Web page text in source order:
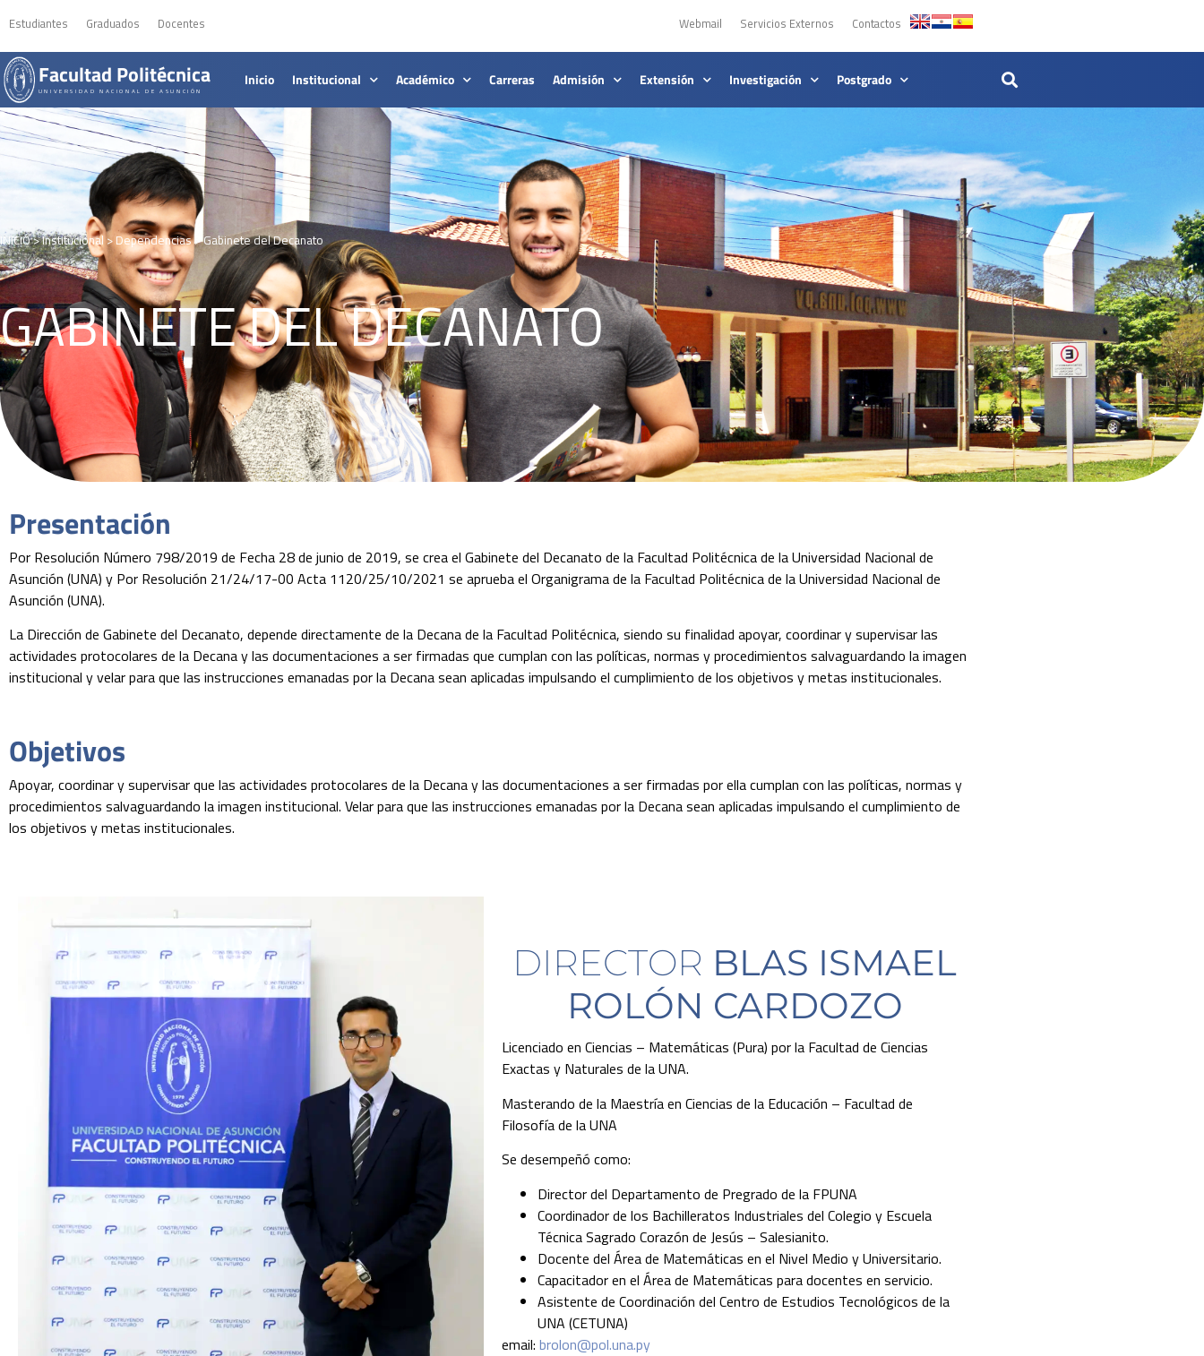
Estudiantes Graduados Docentes Webmail Servicios Externos Contactos
Facultad Politécnica
UNIVERSIDAD NACIONAL DE ASUNCIÓN
Inicio Institucional Académico Carreras Admisión Extensión Investigación Postgrado
INICIO>Institucional> Dependencias>Gabinete del Decanato
GABINETE DEL DECANATO
Presentación
Por Resolución Número 798/2019 de Fecha 28 de junio de 2019, se crea el Gabinete del Decanato de la Facultad Politécnica de la Universidad Nacional de
Asunción (UNA) y Por Resolución 21/24/17-00 Acta 1120/25/10/2021 se aprueba el Organigrama de la Facultad Politécnica de la Universidad Nacional de
Asunción (UNA).
La Dirección de Gabinete del Decanato, depende directamente de la Decana de la Facultad Politécnica, siendo su finalidad apoyar, coordinar y supervisar las
actividades protocolares de la Decana y las documentaciones a ser firmadas que cumplan con las políticas, normas y procedimientos salvaguardando la imagen
institucional y velar para que las instrucciones emanadas por la Decana sean aplicadas impulsando el cumplimiento de los objetivos y metas institucionales.
Objetivos
Apoyar, coordinar y supervisar que las actividades protocolares de la Decana y las documentaciones a ser firmadas por ella cumplan con las políticas, normas y
procedimientos salvaguardando la imagen institucional. Velar para que las instrucciones emanadas por la Decana sean aplicadas impulsando el cumplimiento de
los objetivos y metas institucionales.
DIRECTOR BLAS ISMAEL
ROLÓN CARDOZO
Licenciado en Ciencias – Matemáticas (Pura) por la Facultad de Ciencias
Exactas y Naturales de la UNA.
Masterando de la Maestría en Ciencias de la Educación – Facultad de
Filosofía de la UNA
Se desempeñó como:
Director del Departamento de Pregrado de la FPUNA
Coordinador de los Bachilleratos Industriales del Colegio y Escuela
Técnica Sagrado Corazón de Jesús – Salesianito.
Docente del Área de Matemáticas en el Nivel Medio y Universitario.
Capacitador en el Área de Matemáticas para docentes en servicio.
Asistente de Coordinación del Centro de Estudios Tecnológicos de la
UNA (CETUNA)
email: brolon@pol.una.py